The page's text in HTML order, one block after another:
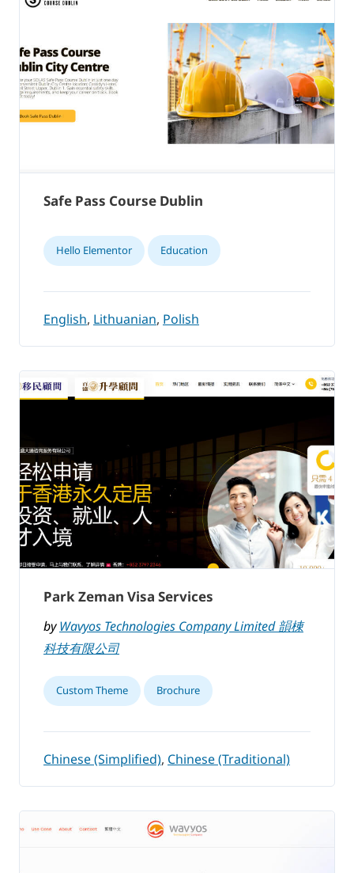
Safe Pass Course Dublin
Hello Elementor Education
English, Lithuanian, Polish
Park Zeman Visa Services
byWavyos Technologies Company Limited 韻棟
科技有限公司
Custom Theme Brochure
Chinese (Simplified), Chinese (Traditional)